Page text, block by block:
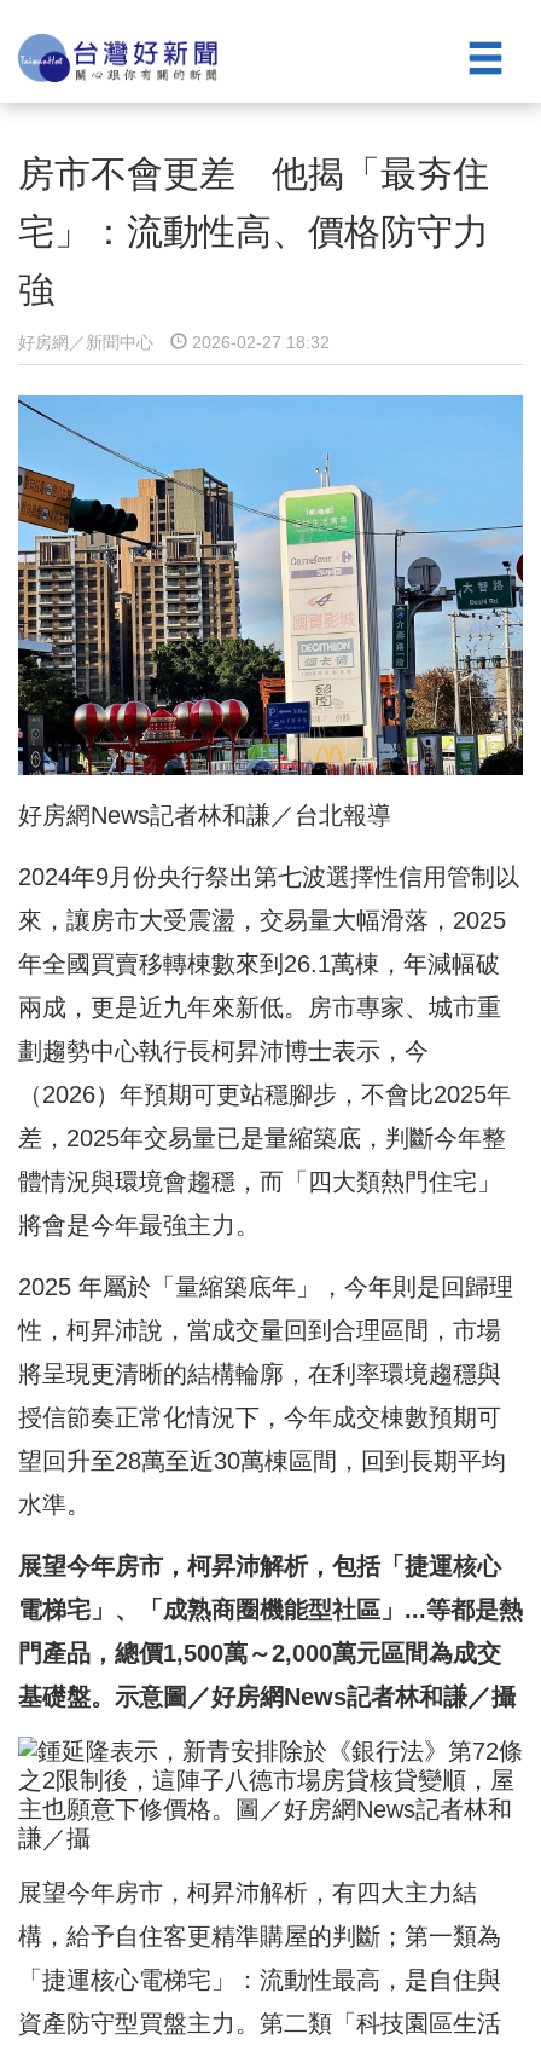
房市不會更差 他揭「最夯住
宅」：流動性高、價格防守力
強
好房網／新聞中心 2026-02-27 18:32
好房網News記者林和謙／台北報導
2024年9月份央行祭出第七波選擇性信用管制以
來，讓房市大受震盪，交易量大幅滑落，2025
年全國買賣移轉棟數來到26.1萬棟，年減幅破
兩成，更是近九年來新低。房市專家、城市重
劃趨勢中心執行長柯昇沛博士表示，今
（2026）年預期可更站穩腳步，不會比2025年
差，2025年交易量已是量縮築底，判斷今年整
體情況與環境會趨穩，而「四大類熱門住宅」
將會是今年最強主力。
2025 年屬於「量縮築底年」，今年則是回歸理
性，柯昇沛說，當成交量回到合理區間，市場
將呈現更清晰的結構輪廓，在利率環境趨穩與
授信節奏正常化情況下，今年成交棟數預期可
望回升至28萬至近30萬棟區間，回到長期平均
水準。
展望今年房市，柯昇沛解析，包括「捷運核心
電梯宅」、「成熟商圈機能型社區」...等都是熱
門產品，總價1,500萬～2,000萬元區間為成交
基礎盤。示意圖／好房網News記者林和謙／攝
展望今年房市，柯昇沛解析，有四大主力結
構，給予自住客更精準購屋的判斷；第一類為
「捷運核心電梯宅」：流動性最高，是自住與
資產防守型買盤主力。第二類「科技園區生活